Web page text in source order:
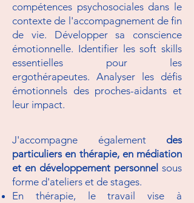
compétences psychosociales dans le
contexte de l'accompagnement de fin
de vie. Développer sa conscience
émotionnelle. Identifier les soft skills
essentielles pour les
ergothérapeutes. Analyser les défis
émotionnels des proches-aidants et
leur impact.
J'accompagne également des
particuliers en thérapie, en médiation
et en développement personnel sous
forme d'ateliers et de stages.
En thérapie, le travail vise à